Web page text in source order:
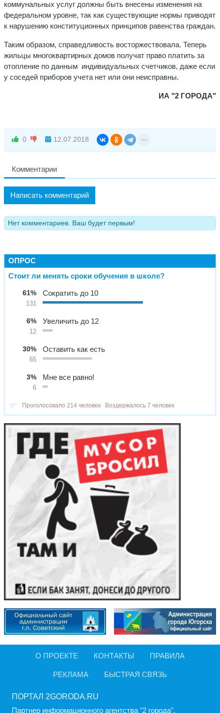
коммунальных услуг должны быть внесены изменения на
федеральном уровне, так как существующие нормы приводят
к нарушению конституционных принципов равенства граждан.
Таким образом, справедливость восторжествовала. Теперь
жильцы многоквартирных домов получат право платить за
отопление по данным индивидуальных счетчиков, даже если
у соседей приборов учета нет или они неисправны.
ИА "2 ГОРОДА"
0 12.07.2018
Комментарии
Написать комментарий
Нет комментариев. Ваш будет первым!
ОПРОС
Стоит ли менять сроки обучения в школе?
61%
131
Сократить до 10
6%
12
Увеличить до 12
30%
65
Оставить как есть
3%
6
Мне все равно!
Проголосовало 214 человек Воздержалось 7 человек
О ПРОЕКТЕ КОНТАКТЫ ПРАВИЛА
РЕКЛАМА БЫСТРАЯ СВЯЗЬ
ПОРТАЛ 2GORODA.RU
Партнер информационного агентства "2 города".